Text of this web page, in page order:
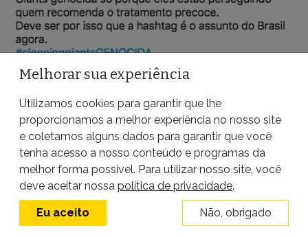
O sitepublicafrequentemente conteúdos favoráveis
aotratamento precoce ineficazpara a covid-19 e
contra o isolamento social e a vacinação.
Melhorar sua experiência
Utilizamos cookies para garantir que lhe
proporcionamos a melhor experiência no nosso site
e coletamos alguns dados para garantir que você
tenha acesso a nosso conteúdo e programas da
melhor forma possível. Para utilizar nosso site, você
deve aceitar nossa política de privacidade.
Eu aceito Não, obrigado